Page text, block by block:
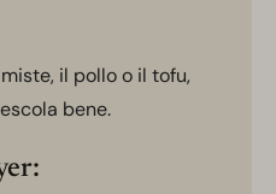
il pollo o il tofu,
bene.